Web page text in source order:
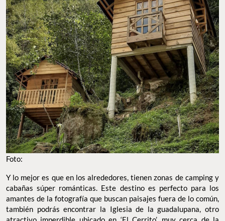
Foto:
Y lo mejor es que en los alrededores, tienen zonas de camping y
cabañas súper románticas. Este destino es perfecto para los
amantes de la fotografía que buscan paisajes fuera de lo común,
también podrás encontrar la Iglesia de la guadalupana, otro